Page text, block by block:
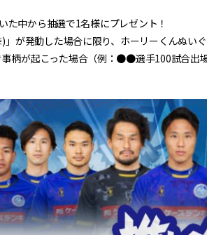
中から抽選で1名様にプレゼント！
」が発動した場合に限り、ホーリーくんぬい
柄が起こった場合（例：●●選手100試合